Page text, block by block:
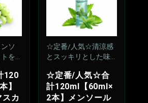
ソ
をM
120
】
スカ
☆定番/人気☆清涼感
とスッキリとした味
来ない安定のリフレ
ッシュ感
50%VG：50%PG
☆定番/人気☆合
計120ml【60ml×
2本】メンソール